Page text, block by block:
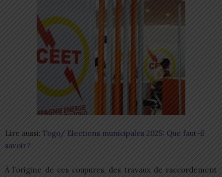
Lire aussi: Togo/ Elections municipales 2025: Que faut-il
savoir?
À l’origine de ces coupures, des travaux de raccordement